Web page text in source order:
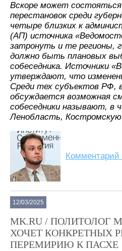
Вскоре может состояться
перестановок среди
четыре близких к
(АП) источника
затронуть и те регионы,
должно быть плановых
собеседника. Источники
утверждают, что
Среди тех субъектов РФ,
обсуждается возможная
собеседники называют, в
Ленобласть,
Комментарий
12/03/2025
MK.RU / ПОЛИТОЛОГ
ХОЧЕТ КОНКРЕТНЫХ
ПЕРЕМИРИЮ К ПАСХЕ